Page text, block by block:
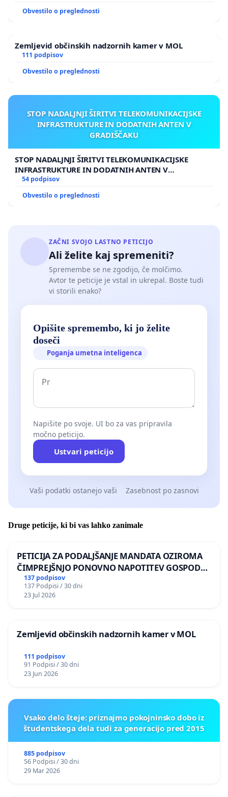
Obvestilo o preglednosti
Zemljevid občinskih nadzornih kamer v MOL
111 podpisov
Obvestilo o preglednosti
STOP NADALJNJI ŠIRITVI TELEKOMUNIKACIJSKE
INFRASTRUKTURE IN DODATNIH ANTEN V
GRADIŠČAKU
STOP NADALJNJI ŠIRITVI TELEKOMUNIKACIJSKE
INFRASTRUKTURE IN DODATNIH ANTEN V
GRADIŠČAKU
54 podpisov
Obvestilo o preglednosti
ZAČNI SVOJO LASTNO PETICIJO
Ali želite kaj spremeniti?
Spremembe se ne zgodijo, če molčimo.
Avtor te peticije je vstal in ukrepal. Boste tudi
vi storili enako?
Opišite spremembo, ki jo želite
doseči
Poganja umetna inteligenca
Napišite po svoje. UI bo za vas pripravila
močno peticijo.
Ustvari peticijo
Vaši podatki ostanejo vaši Zasebnost po zasnovi
Druge peticije, ki bi vas lahko zanimale
PETICIJA ZA PODALJŠANJE MANDATA OZIROMA
ČIMPREJŠNJO PONOVNO NAPOTITEV GOSPODA
BERNARDA ŠRAJNERJA NA VELEPOSLANIŠTVO
REPUBLIKE SLOVENIJE V MOSKVI
137 podpisov
137 Podpisi / 30 dni
23 Jul 2026
Zemljevid občinskih nadzornih kamer v MOL
111 podpisov
91 Podpisi / 30 dni
23 Jun 2026
Vsako delo šteje: priznajmo pokojninsko dobo iz
študentskega dela tudi za generacijo pred 2015
885 podpisov
56 Podpisi / 30 dni
29 Mar 2026